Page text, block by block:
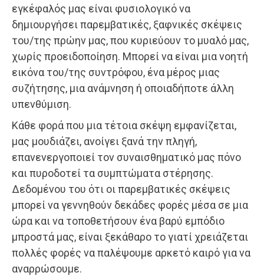
εγκέφαλός μας είναι φυσιολογικό να
δημιουργήσει παρεμβατικές, ξαφνικές σκέψεις
του/της πρώην μας, που κυριεύουν το μυαλό μας,
χωρίς προειδοποίηση. Μπορεί να είναι μια νοητή
εικόνα του/της συντρόφου, ένα μέρος μιας
συζήτησης, μια ανάμνηση ή οποιαδήποτε άλλη
υπενθύμιση.
Κάθε φορά που μια τέτοια σκέψη εμφανίζεται,
μας μουδιάζει, ανοίγει ξανά την πληγή,
επανενεργοποιεί τον συναισθηματικό μας πόνο
και πυροδοτεί τα συμπτώματα στέρησης.
Δεδομένου του ότι οι παρεμβατικές σκέψεις
μπορεί να γεννηθούν δεκάδες φορές μέσα σε μια
ώρα και να τοποθετήσουν ένα βαρύ εμπόδιο
μπροστά μας, είναι ξεκάθαρο το γιατί χρειάζεται
πολλές φορές να παλέψουμε αρκετό καιρό για να
αναρρώσουμε.